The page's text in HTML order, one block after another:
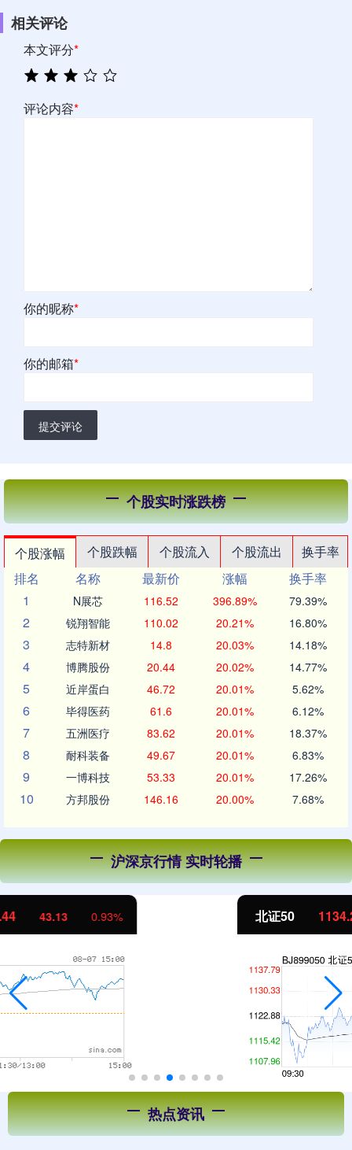
相关评论
本文评分*
评论内容*
你的昵称*
你的邮箱*
提交评论
个股实时涨跌榜
个股涨幅 个股跌幅 个股流入 个股流出
换手率
排名
名称 最新价 涨幅
换手率
1
N展芯 116.52 396.89% 79.39%
2 锐翔智能 110.02 20.21% 16.80%
3 志特新材 14.8 20.03% 14.18%
4 博腾股份 20.44 20.02% 14.77%
5 近岸蛋白 46.72 20.01% 5.62%
6 毕得医药 61.6 20.01% 6.12%
7 五洲医疗 83.62 20.01% 18.37%
8 耐科装备 49.67 20.01% 6.83%
9 一博科技 53.33 20.01% 17.26%
10 方邦股份 146.16 20.00% 7.68%
沪深京行情 实时轮播
北证50 1.01%
热点资讯